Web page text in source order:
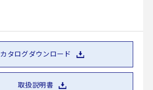
カタログダウンロード
取扱説明書